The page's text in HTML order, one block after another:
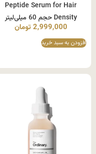
Peptide Serum for Hair
Density حجم 60 میلی‌لیتر
2,999,000 تومان
افزودن به سبد خرید